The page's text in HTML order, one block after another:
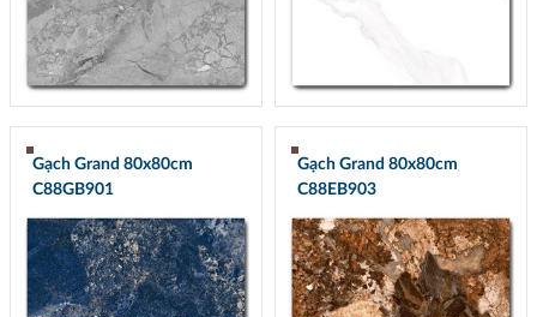
Gạch Grand 80x80cm
C88GB901
Gạch Grand 80x80cm
C88EB903